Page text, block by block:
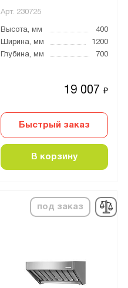
Арт. 230725
Высота, мм
400
Ширина, мм
1200
Глубина, мм
700
19 007₽
Быстрый заказ
В корзину
под заказ